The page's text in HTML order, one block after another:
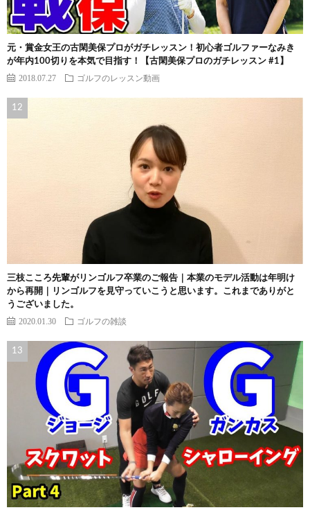
元・賞金女王の古閑美保プロがガチレッスン！初心者ゴルファーなみき
が年内100切りを本気で目指す！【古閑美保プロのガチレッスン #1】
2018.07.27 ゴルフのレッスン動画
三枝こころ先輩がリンゴルフ卒業のご報告｜本業のモデル活動は年明け
から再開｜リンゴルフを見守っていこうと思います。これまでありがと
うございました。
2020.01.30 ゴルフの雑談